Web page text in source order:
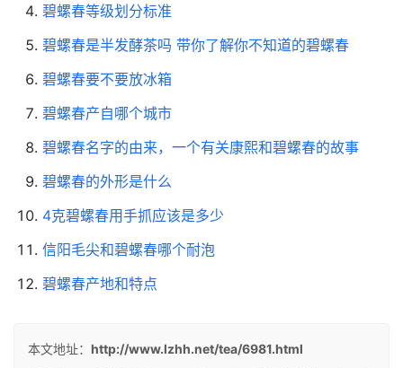
碧螺春等级划分标准
碧螺春是半发酵茶吗 带你了解你不知道的碧螺春
碧螺春要不要放冰箱
碧螺春产自哪个城市
碧螺春名字的由来，一个有关康熙和碧螺春的故事
碧螺春的外形是什么
4克碧螺春用手抓应该是多少
信阳毛尖和碧螺春哪个耐泡
碧螺春产地和特点
本文地址： http://www.lzhh.net/tea/6981.html